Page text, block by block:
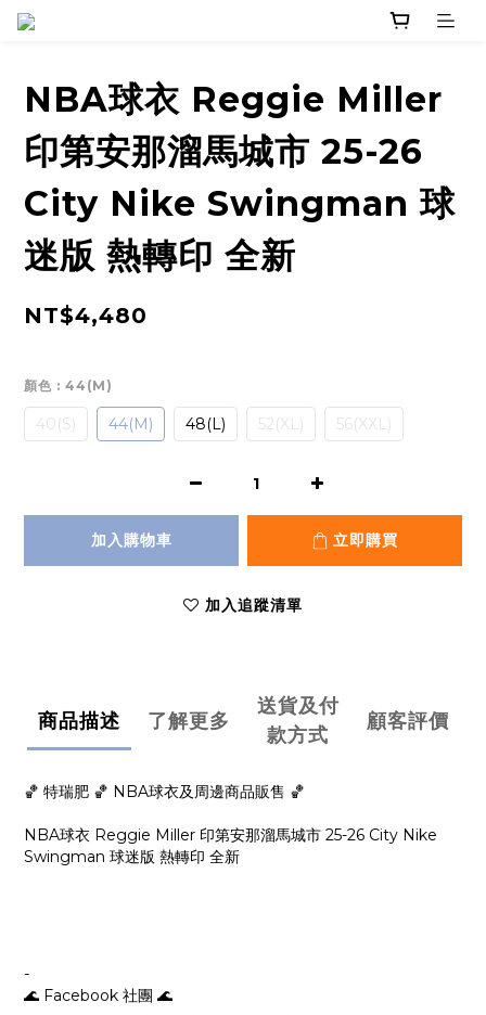
NBA球衣 Reggie Miller
印第安那溜馬城市 25-26
City Nike Swingman 球
迷版 熱轉印 全新
NT$4,480
顏色 : 44(M)
40(S) 44(M) 48(L) 52(XL) 56(XXL)
加入購物車 立即購買
加入追蹤清單
商品描述 了解更多
送貨及付
款方式
顧客評價
🏀 特瑞肥 🏀 NBA球衣及周邊商品販售 🏀
NBA球衣 Reggie Miller 印第安那溜馬城市 25-26 City Nike
Swingman 球迷版 熱轉印 全新
-
🌊 Facebook 社團 🌊